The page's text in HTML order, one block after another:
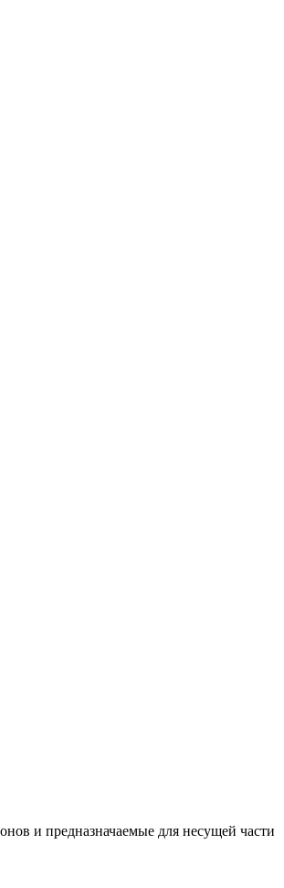
и предназначаемые для несущей части